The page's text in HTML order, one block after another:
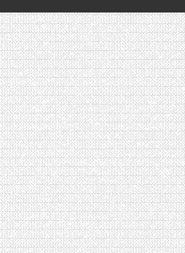
BIOTYFULL BOX DU MOIS D’AVRIL
FEAT. AKILA
[VIDÉO] OBJECTIF POIDS SANTÉ
DES AUTRES, CE N’EST QUE LA
AUTRES
[VIDÉO] UNBOXING : LES MY
BIOTYFULL BOX DES MOIS DE
MARS 2024 FEAT. AKILA
[VIDÉO] LA SÉLECTION DU MOIS
#JANVIER2024
[VIDÉO] HELLOFRESH #34 : IDÉES
RECETTES RISOTTO